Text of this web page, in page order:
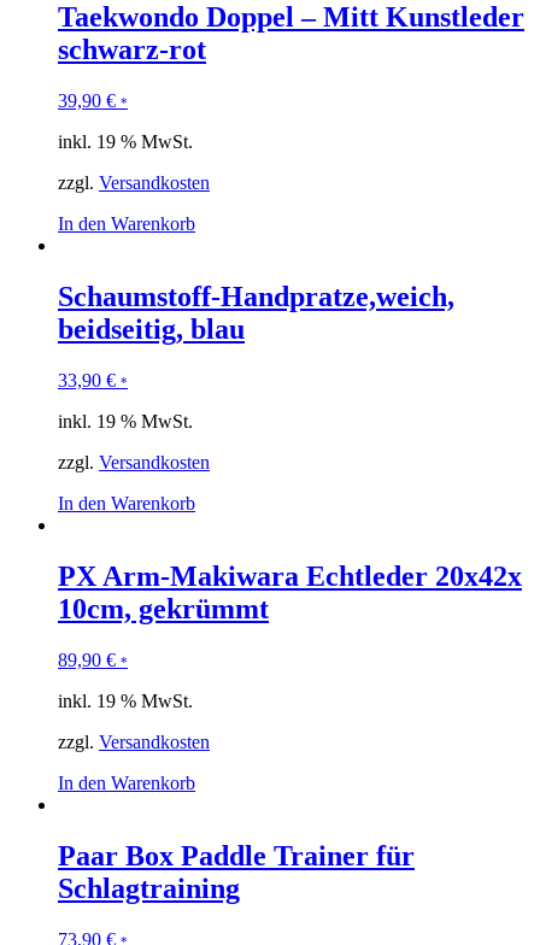
Taekwondo Doppel – Mitt Kunstleder
schwarz-rot
39,90 € *
inkl. 19 % MwSt.
zzgl. Versandkosten
In den Warenkorb
Schaumstoff-Handpratze,weich,
beidseitig, blau
33,90 € *
inkl. 19 % MwSt.
zzgl. Versandkosten
In den Warenkorb
PX Arm-Makiwara Echtleder 20x42x
10cm, gekrümmt
89,90 € *
inkl. 19 % MwSt.
zzgl. Versandkosten
In den Warenkorb
Paar Box Paddle Trainer für
Schlagtraining
73,90 € *